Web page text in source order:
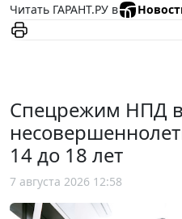
Читать ГАРАНТ.РУ в
Спецрежим НПД
14 до 18 лет
7 августа 2026 12:58